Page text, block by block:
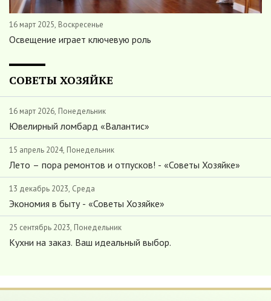
16 март 2025, Воскресенье
Освещение играет ключевую роль
СОВЕТЫ ХОЗЯЙКЕ
16 март 2026, Понедельник
Ювелирный ломбард «Валантис»
15 апрель 2024, Понедельник
Лето – пора ремонтов и отпусков! - «Советы Хозяйке»
13 декабрь 2023, Среда
Экономия в быту - «Советы Хозяйке»
25 сентябрь 2023, Понедельник
Кухни на заказ. Ваш идеальный выбор.